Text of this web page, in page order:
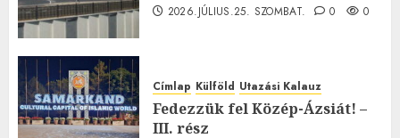
2026.JÚLIUS.25. SZOMBAT. 0 0
Címlap Külföld Utazási Kalauz
Fedezzük fel Közép-Ázsiát! –
III. rész